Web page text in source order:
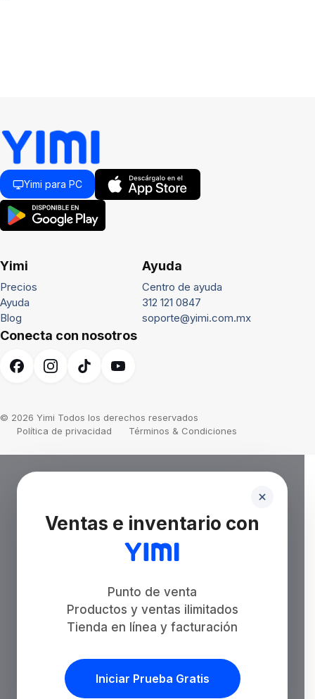
Yimi para PC
Yimi
Precios
Ayuda
Blog
Ayuda
Centro de ayuda
312 121 0847
soporte@yimi.com.mx
Conecta con nosotros
© 2026 Yimi Todos los derechos reservados
Política de privacidad
Términos & Condiciones
Ventas e inventario con
Punto de venta
Productos y ventas ilimitados
Tienda en línea y facturación
Iniciar Prueba Gratis